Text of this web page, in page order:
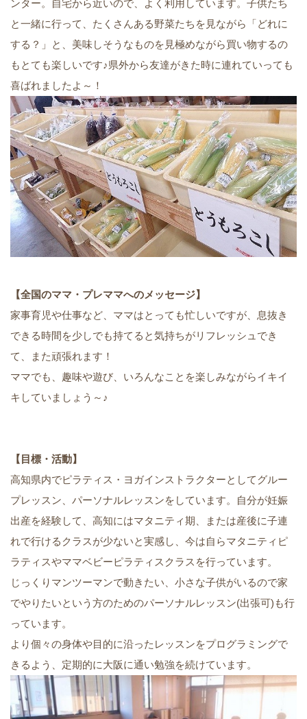
ンター。自宅から近いので、よく利用しています。子供たち
と一緒に行って、たくさんある野菜たちを見ながら「どれに
する？」と、美味しそうなものを見極めながら買い物するの
もとても楽しいです♪県外から友達がきた時に連れていっても
喜ばれましたよ～！
【全国のママ・プレママへのメッセージ】
家事育児や仕事など、ママはとっても忙しいですが、息抜き
できる時間を少しでも持てると気持ちがリフレッシュでき
て、また頑張れます！
ママでも、趣味や遊び、いろんなことを楽しみながらイキイ
キしていましょう～♪
【目標・活動】
高知県内でピラティス・ヨガインストラクターとしてグルー
プレッスン、パーソナルレッスンをしています。自分が妊娠
出産を経験して、高知にはマタニティ期、または産後に子連
れで行けるクラスが少ないと実感し、今は自らマタニティピ
ラティスやママベビーピラティスクラスを行っています。
じっくりマンツーマンで動きたい、小さな子供がいるので家
でやりたいという方のためのパーソナルレッスン(出張可)も行
っています。
より個々の身体や目的に沿ったレッスンをプログラミングで
きるよう、定期的に大阪に通い勉強を続けています。